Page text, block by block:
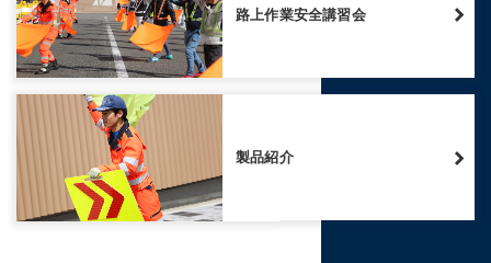
路上作業安全講習会
製品紹介